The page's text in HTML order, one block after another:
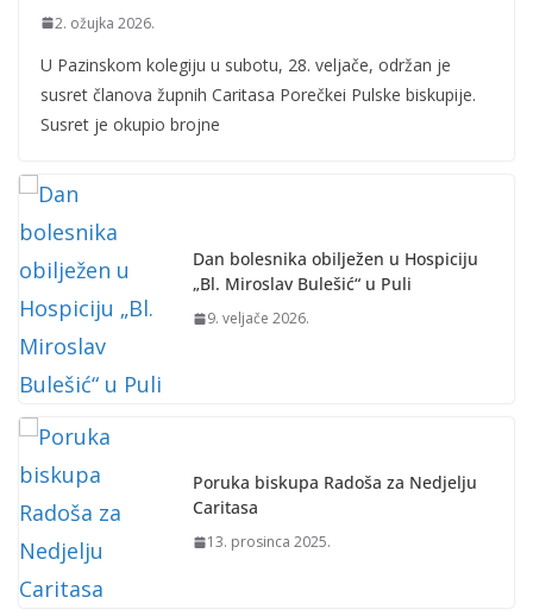
2. ožujka 2026.
U Pazinskom kolegiju u subotu, 28. veljače, održan je
susret članova župnih Caritasa Porečkei Pulske biskupije.
Susret je okupio brojne
Dan bolesnika obilježen u Hospiciju
„Bl. Miroslav Bulešić“ u Puli
9. veljače 2026.
Poruka biskupa Radoša za Nedjelju
Caritasa
13. prosinca 2025.